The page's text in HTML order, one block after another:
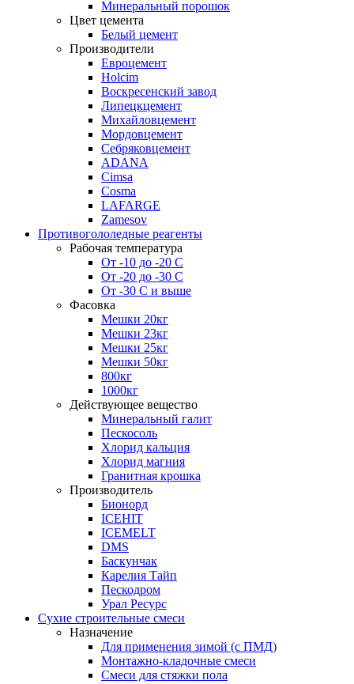
Минеральный порошок
Цвет цемента
Белый цемент
Производители
Евроцемент
Holcim
Воскресенский завод
Липецкцемент
Михайловцемент
Мордовцемент
Себряковцемент
ADANA
Cimsa
Cosma
LAFARGE
Zamesov
Противогололедные реагенты
Рабочая температура
От -10 до -20 С
От -20 до -30 С
От -30 С и выше
Фасовка
Мешки 20кг
Мешки 23кг
Мешки 25кг
Мешки 50кг
800кг
1000кг
Действующее вещество
Минеральный галит
Пескосоль
Хлорид кальция
Хлорид магния
Гранитная крошка
Производитель
Бионорд
ICEHIT
ICEMELT
DMS
Баскунчак
Карелия Тайп
Пескодром
Урал Ресурс
Сухие строительные смеси
Назначение
Для применения зимой (с ПМД)
Монтажно-кладочные смеси
Смеси для стяжки пола